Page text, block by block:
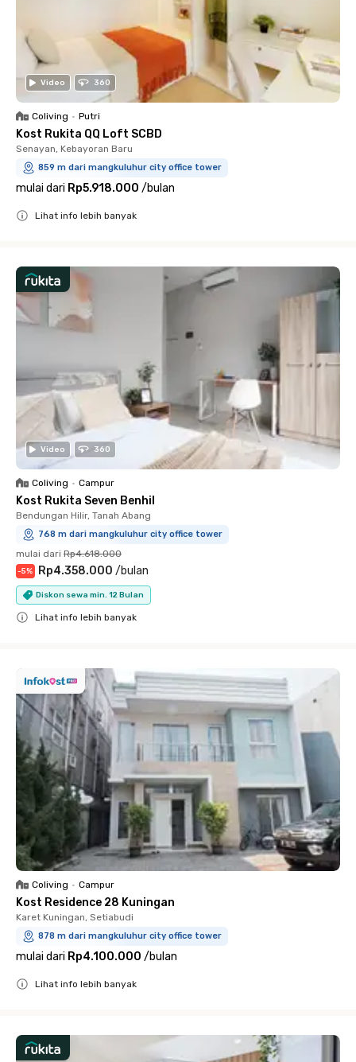
Video 360
Coliving • Putri
Kost Rukita QQ Loft SCBD
Senayan, Kebayoran Baru
859 m dari mangkuluhur city office tower
mulai dari Rp5.918.000 /bulan
Lihat info lebih banyak
Video 360
Coliving • Campur
Kost Rukita Seven Benhil
Bendungan Hilir, Tanah Abang
768 m dari mangkuluhur city office tower
mulai dari Rp4.618.000
-5% Rp4.358.000 /bulan
Diskon sewa min. 12 Bulan
Lihat info lebih banyak
Coliving • Campur
Kost Residence 28 Kuningan
Karet Kuningan, Setiabudi
878 m dari mangkuluhur city office tower
mulai dari Rp4.100.000 /bulan
Lihat info lebih banyak